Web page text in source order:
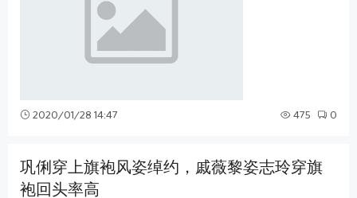
2020/01/28 14:47 475 0
巩俐穿上旗袍风姿绰约，戚薇黎姿志玲穿旗
袍回头率高